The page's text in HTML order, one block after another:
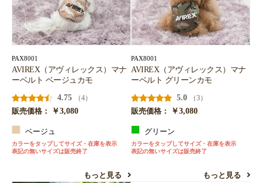
PAX8001
AVIREX（アヴィレックス）マナ
ーベルト ベージュカモ
4.75
（4）
販売価格：
￥3,080
ベージュ
カラーをタップしてサイズ・在庫を表示
表記の無いサイズは販売終了
もっと見る
PAX8001
AVIREX（アヴィレックス）マナ
ーベルト グリーンカモ
5.0
（3）
販売価格：
￥3,080
グリーン
カラーをタップしてサイズ・在庫を表示
表記の無いサイズは販売終了
もっと見る